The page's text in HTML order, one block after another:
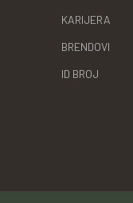
KARIJERA
BRENDOVI
ID BROJ